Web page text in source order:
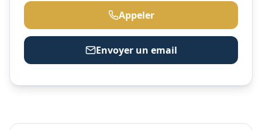
Appeler
Envoyer un email